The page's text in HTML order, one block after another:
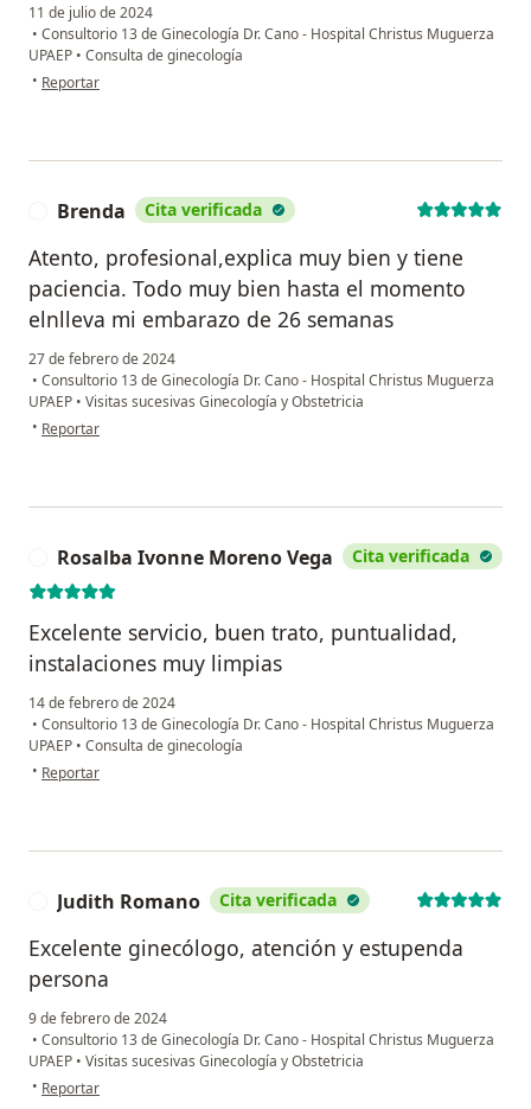
11 de julio de 2024
• Consultorio 13 de Ginecología Dr. Cano - Hospital Christus Muguerza
UPAEP • Consulta de ginecología
• en opinión del usuario psicóloga
Reportar
Brenda Cita verificada
Atento, profesional,explica muy bien y tiene
paciencia. Todo muy bien hasta el momento
elnlleva mi embarazo de 26 semanas
27 de febrero de 2024
• Consultorio 13 de Ginecología Dr. Cano - Hospital Christus Muguerza
UPAEP • Visitas sucesivas Ginecología y Obstetricia
• en opinión del usuario Brenda
Reportar
Rosalba Ivonne Moreno Vega Cita verificada
Excelente servicio, buen trato, puntualidad,
instalaciones muy limpias
14 de febrero de 2024
• Consultorio 13 de Ginecología Dr. Cano - Hospital Christus Muguerza
UPAEP • Consulta de ginecología
• en opinión del usuario Rosalba Ivonne Moreno Vega
Reportar
Judith Romano Cita verificada
Excelente ginecólogo, atención y estupenda
persona
9 de febrero de 2024
• Consultorio 13 de Ginecología Dr. Cano - Hospital Christus Muguerza
UPAEP • Visitas sucesivas Ginecología y Obstetricia
• en opinión del usuario Judith Romano
Reportar